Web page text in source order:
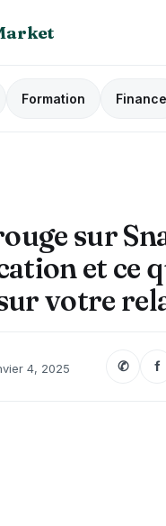
Formation Finance
sur
et ce
votre
4, 2025 ✆ f